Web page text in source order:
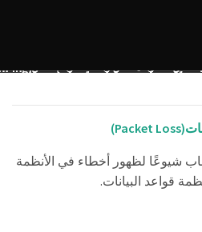
(Packet Loss)
شيوعًا لظهور أخطاء في الأنظمة
قواعد البيانات.